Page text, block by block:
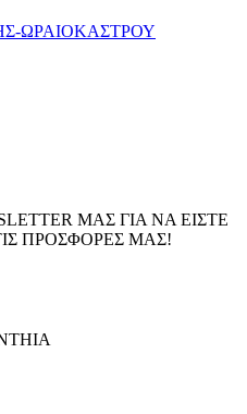
ΩΡΑΙΟΚΑΣΤΡΟΥ
ΜΑΣ ΓΙΑ ΝΑ ΕΙΣΤΕ
ΠΡΟΣΦΟΡΕΣ ΜΑΣ!